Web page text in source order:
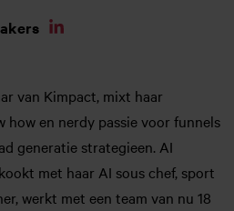
van Kimpact, mixt haar
en nerdy passie voor funnels
generatie strategieen. AI
met haar AI sous chef, sport
werkt met een team van nu 18